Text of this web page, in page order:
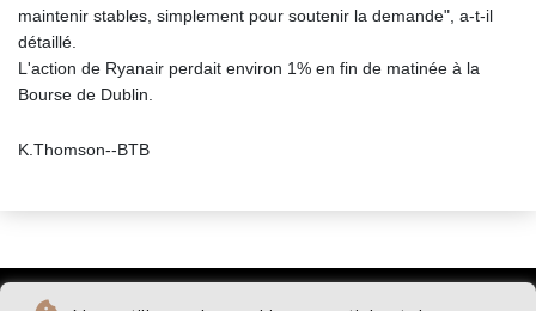
maintenir stables, simplement pour soutenir la demande", a-t-il
détaillé.
L'action de Ryanair perdait environ 1% en fin de matinée à la
Bourse de Dublin.
K.Thomson--BTB